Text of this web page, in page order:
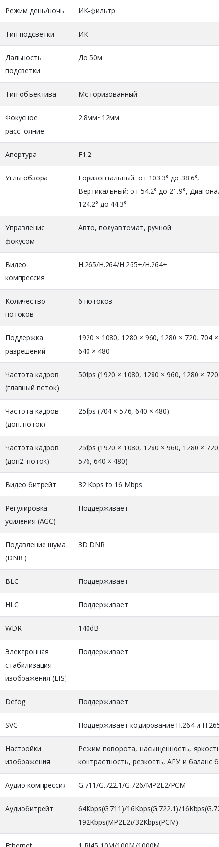
Режим день/ночь ИК-фильтр
Тип подсветки ИК
Дальность
подсветки
До 50м
Тип объектива Моторизованный
Фокусное
расстояние
2.8мм~12мм
Апертура F1.2
Углы обзора
Горизонтальный: от 103.3° до 38.6°,
Вертикальный: от 54.2° до 21.9°,
124.2° до 44.3°
Управление
фокусом
Авто, полуавтомат, ручной
Видео
компрессия
H.265/H.264/H.265+/H.264+
Количество
потоков
6 потоков
Поддержка
разрешений
1920 × 1080, 1280 × 960, 1280 × 720, 704
640 × 480
Частота кадров
(главный поток)
50fps (1920 × 1080, 1280 × 960, 1280 ×
Частота кадров
(доп. поток)
25fps (704 × 576, 640 × 480)
Частота кадров
(доп2. поток)
25fps (1920 × 1080, 1280 × 960, 1280 ×
576, 640 × 480)
Видео битрейт 32 Kbps to 16 Mbps
Регулировка
усиления (AGC)
Поддерживает
Подавление шума
(DNR )
3D DNR
BLC Поддерживает
HLC Поддерживает
WDR 140dB
Электронная
стабилизация
изображения (EIS)
Поддерживает
Defog Поддерживает
SVC Поддерживает кодирование H.264 и
Настройки
изображения
Режим поворота, насыщенность,
контрастность, резкость, АРУ и баланс
Аудио компрессия G.711/G.722.1/G.726/MP2L2/PCM
Аудиобитрейт
64Kbps(G.711)/16Kbps(G.722.1)/
192Kbps(MP2L2)/32Kbps(PCM)
Ethernet 1 RJ45 10M/100M/1000M